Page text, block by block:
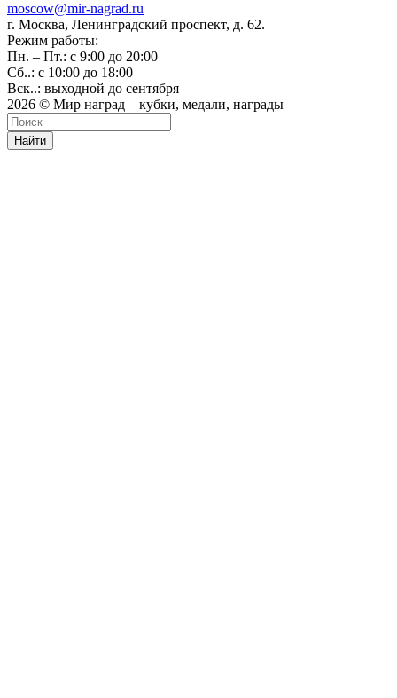
moscow@mir-nagrad.ru
г. Москва, Ленинградский проспект, д. 62.
Режим работы:
Пн. – Пт.: с 9:00 до 20:00
Сб..: с 10:00 до 18:00
Вск..: выходной до сентября
2026 © Мир наград – кубки, медали, награды
Найти